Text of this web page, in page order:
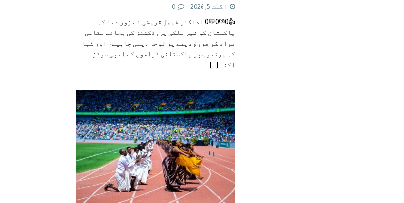
اگست 5, 2026 0
👍0👎0💬0 اداکار فیصل قریشی نے زور دیا کہ
پاکستان کو غیر ملکی پروڈکشنز کی بجائے مقامی
مواد کو فروغ دینے پر توجہ دینی چاہیے، اور کہا
کہ یوٹیوب پر پاکستانی ڈراموں کے ایپی سوڈز
اکثر
[...]